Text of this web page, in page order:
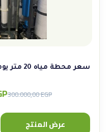
سعر محطة مياه 20 متر يومي في مصر 2026
300.000,00EGP
عرض المنتج